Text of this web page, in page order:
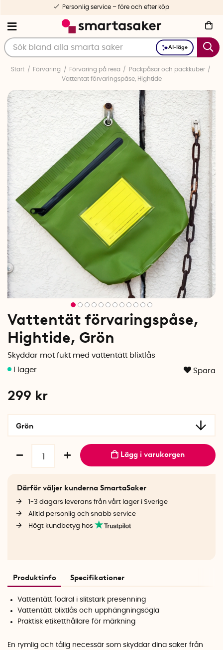
AI-läge
Personlig service – före och efter köp
Start Förvaring Förvaring på resa
Packpåsar och packkuber
Vattentät förvaringspåse, Hightide
Vattentät förvaringspåse,
Hightide, Grön
Skyddar mot fukt med vattentätt blixtlås
Spara
299 kr
Grön
Lägg i varukorgen
Därför väljer kunderna SmartaSaker
1-3 dagars leverans från vårt lager i Sverige
Alltid personlig och snabb service
Högt kundbetyg hos
Produktinfo Specifikationer
Vattentätt fodral i slitstark presenning
Vattentätt blixtlås och upphängningsögla
Praktisk etiketthållare för märkning
En rymlig och tålig necessär som skyddar dina saker från